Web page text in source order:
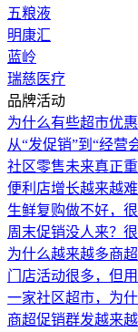
五粮液
明康汇
蓝岭
瑞慈医疗
品牌活动
为什么有些超市优
从“发促销”到“经营
社区零售未来真正
便利店增长越来越
生鲜复购做不好，
周末促销没人来？
为什么越来越多商
门店活动很多，但
一家社区超市，为
商超促销群发越来